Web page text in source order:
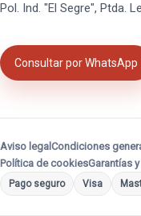
Pol. Ind. "El Segre", Ptda.
Consultar por WhatsApp
Aviso legal Condiciones
Política de cookiesGarantías
Pago seguro Visa